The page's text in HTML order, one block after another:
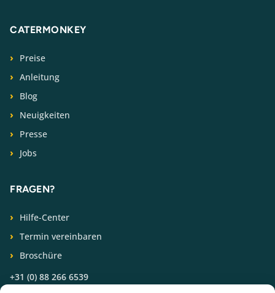
CATERMONKEY
Preise
Anleitung
Blog
Neuigkeiten
Presse
Jobs
FRAGEN?
Hilfe-Center
Termin vereinbaren
Broschüre
+31 (0) 88 266 6539